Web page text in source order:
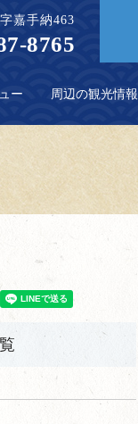
ー 周辺の観光情報
嘉手納463
8765